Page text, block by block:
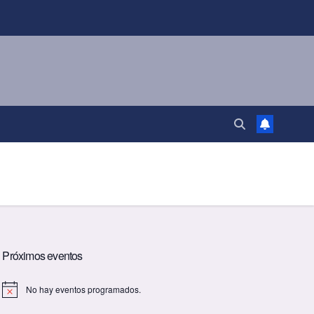
Próximos eventos
A
No hay eventos programados.